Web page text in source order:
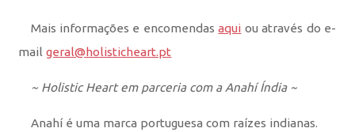
Mais informações e encomendasaqui ou através do e-
mailgeral@holisticheart.pt
~ Holistic Heart em parceria com a Anahí Índia ~
Anahí é uma marca portuguesa com raízes indianas.